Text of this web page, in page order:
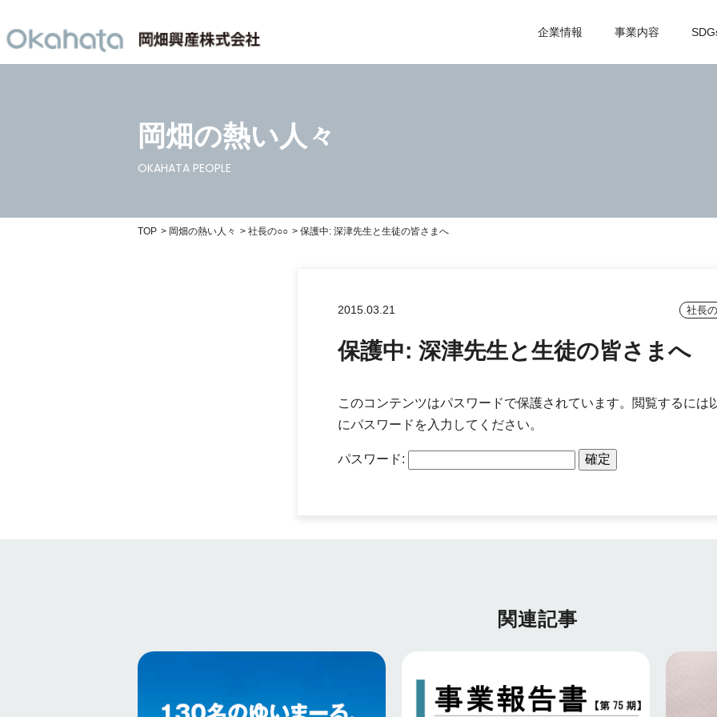
企業情報 事業内容
岡畑の熱い人々
OKAHATA PEOPLE
TOP 岡畑の熱い人々 社長の○○ 保護中: 深津先生と生徒の皆さまへ
2015.03.21 社長
保護中: 深津先生と生徒の皆さまへ
このコンテンツはパスワードで保護されています。閲覧するには
にパスワードを入力してください。
パスワード:
関連記事